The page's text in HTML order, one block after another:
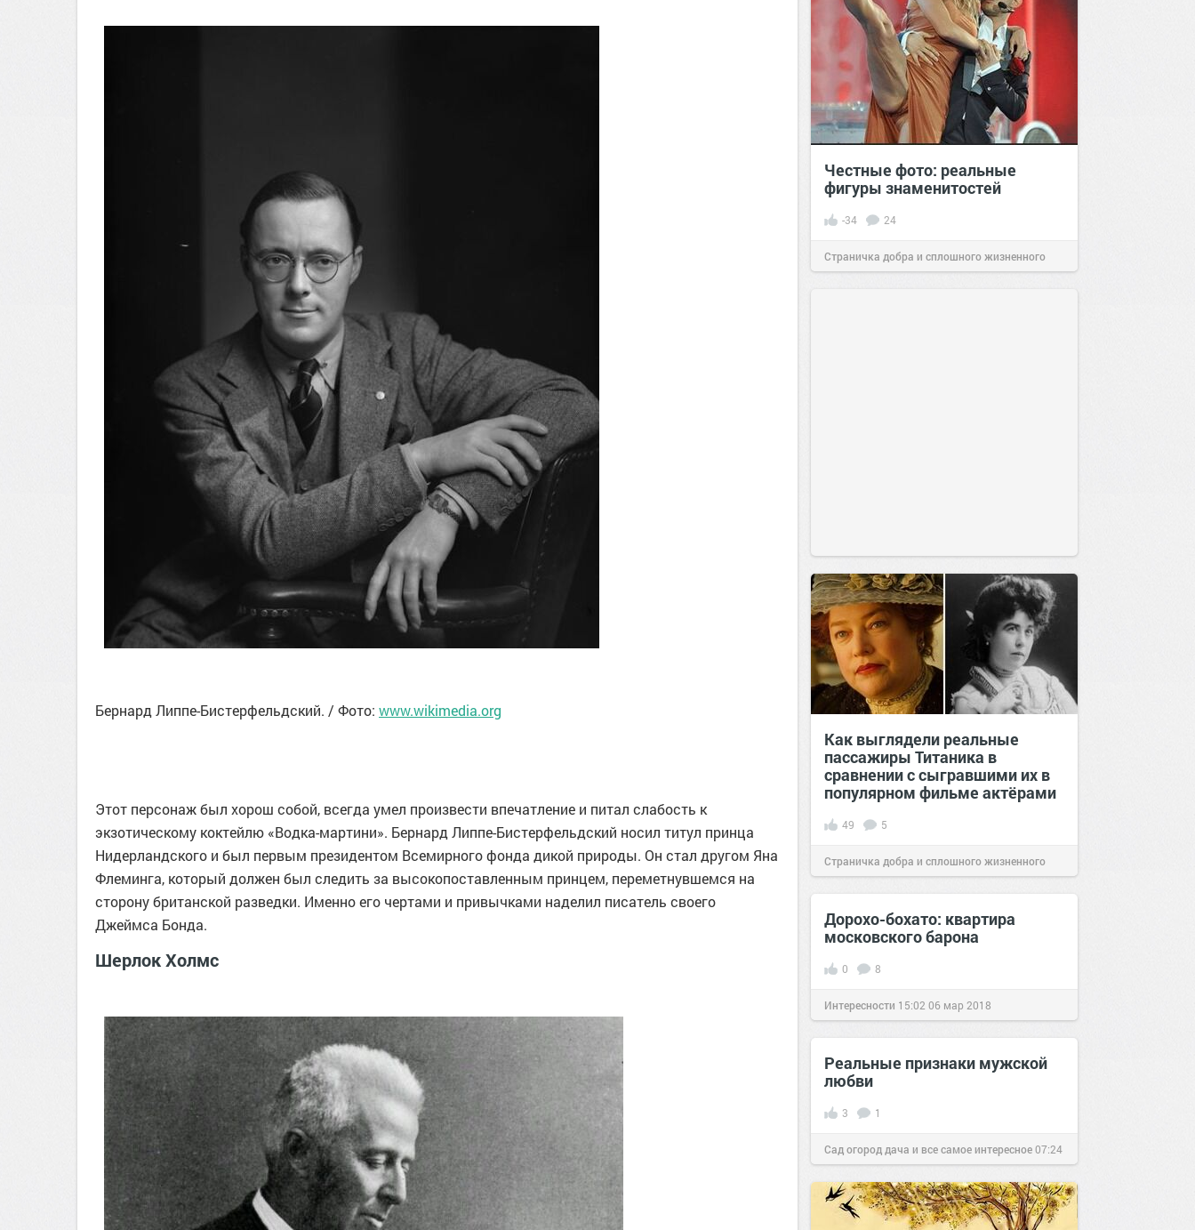
Бернард Липпе-Бистерфельдский. / Фото: www.wikimedia.org
Этот персонаж был хорош собой, всегда умел произвести впечатление и питал слабость к
экзотическому коктейлю «Водка-мартини». Бернард Липпе-Бистерфельдский носил титул принца
Нидерландского и был первым президентом Всемирного фонда дикой природы. Он стал другом Яна
Флеминга, который должен был следить за высокопоставленным принцем, переметнувшемся на
сторону британской разведки. Именно его чертами и привычками наделил писатель своего
Джеймса Бонда.
Шерлок Холмс
Честные фото: реальные
фигуры знаменитостей
-34 24
Страничка добра и сплошного жизненного
Как выглядели реальные
пассажиры Титаника в
сравнении с сыгравшими их в
популярном фильме актёрами
49 5
Страничка добра и сплошного жизненного
позитива! 21:17 08 фев 2023
Дорохо-бохато: квартира
московского барона
0 8
Интересности 15:02 06 мар 2018
Реальные признаки мужской
любви
3 1
Сад огород дача и все самое интересное07:24
22 ноя 2018